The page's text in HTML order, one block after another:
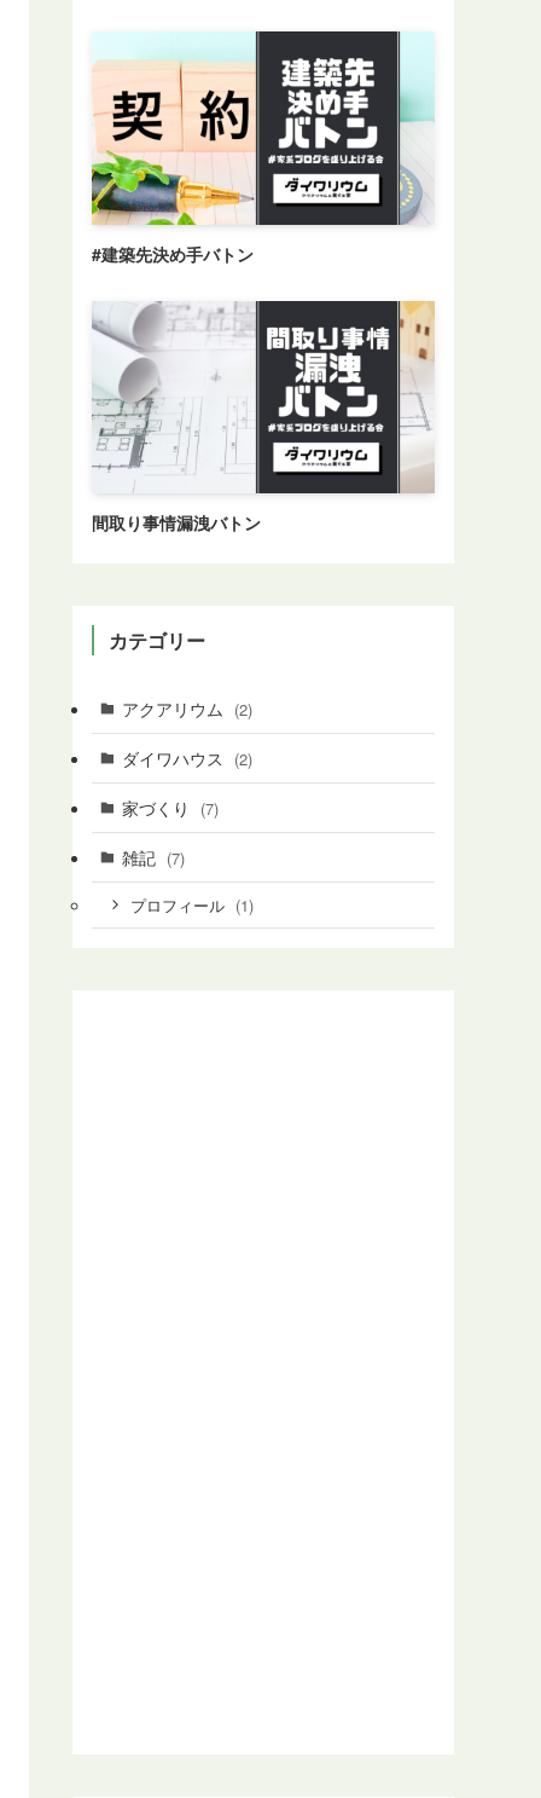
#建築先決め手バトン
間取り事情漏洩バトン
カテゴリー
アクアリウム (2)
ダイワハウス (2)
家づくり (7)
雑記 (7)
プロフィール (1)